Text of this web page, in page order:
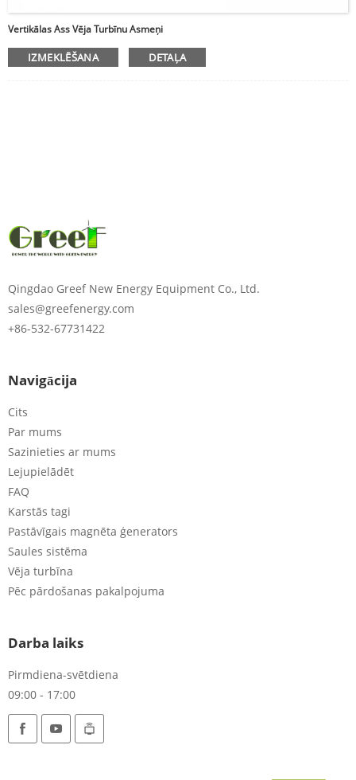
Vertikālas Ass Vēja Turbīnu Asmeņi
IZMEKLĒŠANA DETAĻA
Qingdao Greef New Energy Equipment Co., Ltd.
sales@greefenergy.com
+86-532-67731422
Navigācija
Cits
Par mums
Sazinieties ar mums
Lejupielādēt
FAQ
Karstās tagi
Pastāvīgais magnēta ģenerators
Saules sistēma
Vēja turbīna
Pēc pārdošanas pakalpojuma
Darba laiks
Pirmdiena-svētdiena
09:00 - 17:00
Nosūtīt